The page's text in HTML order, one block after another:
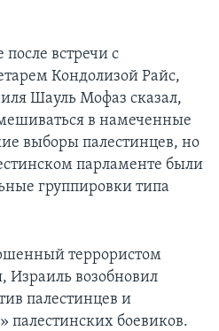
встречи с
Кондолизой Райс,
Шауль Мофаз сказал,
в намеченные
выборы палестинцев, но
парламенте были
группировки типа
террористом
Израиль возобновил
палестинцев и
палестинских боевиков.